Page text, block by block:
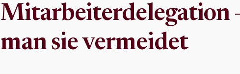
Mitarbeiterdelegation
man sie vermeidet